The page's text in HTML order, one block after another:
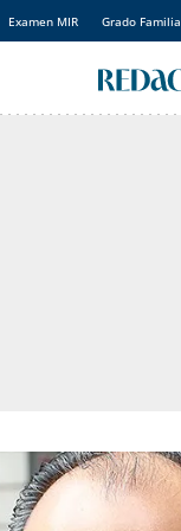
Examen MIR Grado Familia